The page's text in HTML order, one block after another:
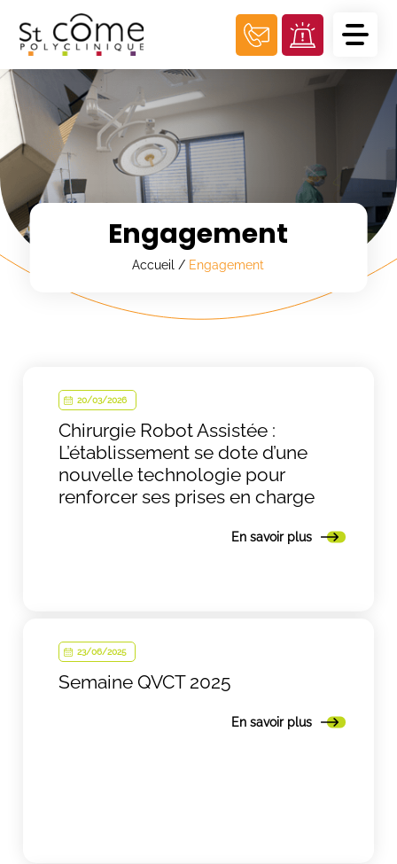
Engagement
Accueil / Engagement
20/03/2026
Chirurgie Robot Assistée :
L’établissement se dote d’une
nouvelle technologie pour
renforcer ses prises en charge
En savoir plus
23/06/2025
Semaine QVCT 2025
En savoir plus